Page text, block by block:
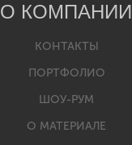
О КОМПАНИИ
КОНТАКТЫ
ПОРТФОЛИО
ШОУ-РУМ
О МАТЕРИАЛЕ